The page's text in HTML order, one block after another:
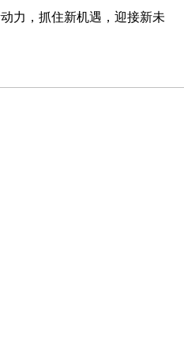
力，抓住新机遇，迎接新未